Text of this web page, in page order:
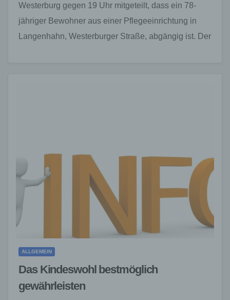
Westerburg gegen 19 Uhr mitgeteilt, dass ein 78-
jähriger Bewohner aus einer Pflegeeinrichtung in
Langenhahn, Westerburger Straße, abgängig ist. Der
ALLGEMEIN
Das Kindeswohl bestmöglich
gewährleisten